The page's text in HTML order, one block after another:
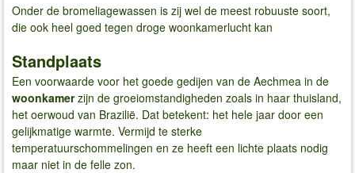
Onder de bromeliagewassen is zij wel de meest robuuste soort,
die ook heel goed tegen droge woonkamerlucht kan
Standplaats
Een voorwaarde voor het goede gedijen van de Aechmea in de
woonkamerzijn de groeiomstandigheden zoals in haar thuisland,
het oerwoud van Brazilië. Dat betekent: het hele jaar door een
gelijkmatige warmte. Vermijd te sterke
temperatuurschommelingen en ze heeft een lichte plaats nodig
maar niet in de felle zon.